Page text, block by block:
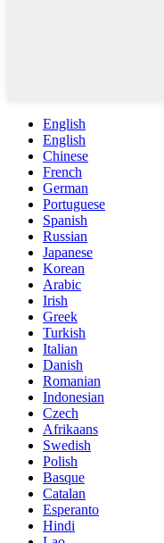
English
English
Chinese
French
German
Portuguese
Spanish
Russian
Japanese
Korean
Arabic
Irish
Greek
Turkish
Italian
Danish
Romanian
Indonesian
Czech
Afrikaans
Swedish
Polish
Basque
Catalan
Esperanto
Hindi